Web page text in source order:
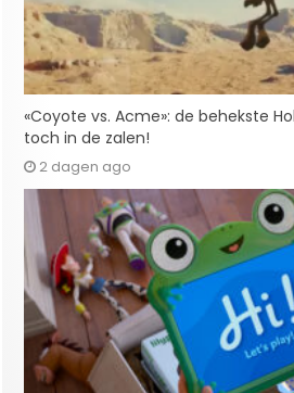
«Coyote vs. Acme»: de behekste
toch in de zalen!
2 dagen ago